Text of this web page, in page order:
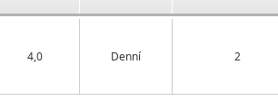
4,0 Denní 2